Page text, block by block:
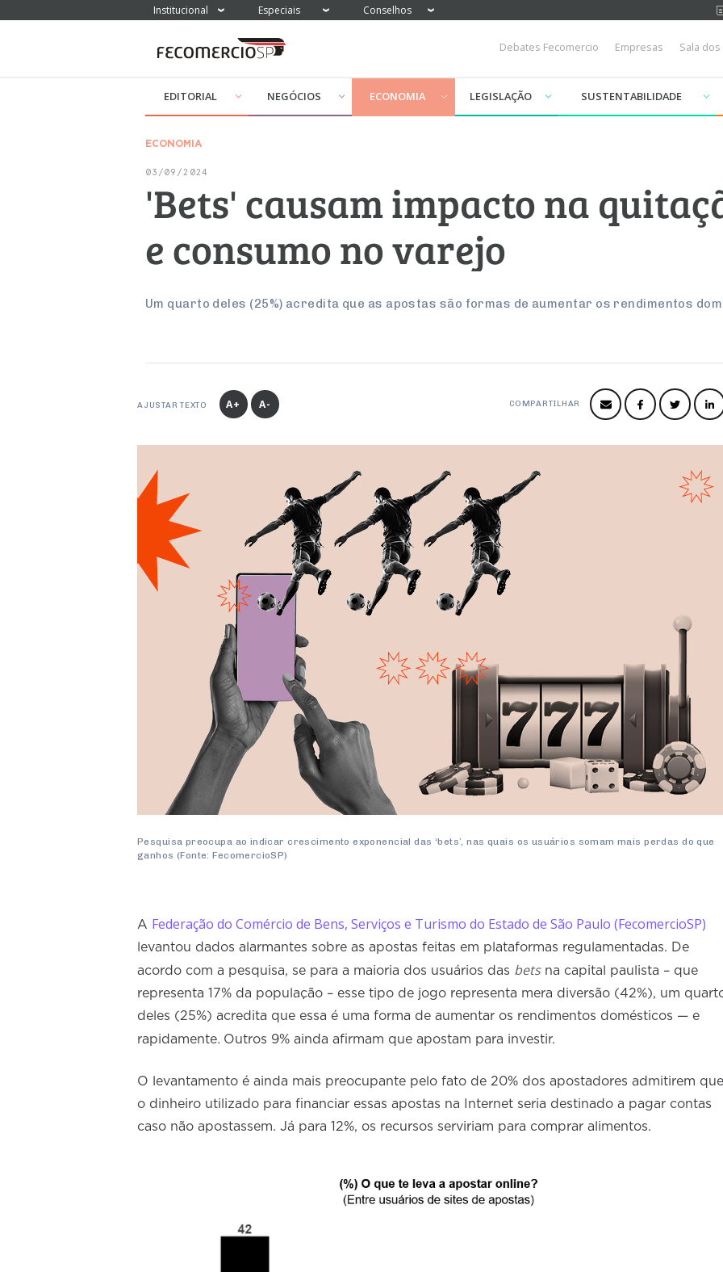
Institucional Especiais Conselhos
Debates Fecomercio Empresas Sala
EDITORIAL NEGÓCIOS ECONOMIA LEGISLAÇÃO SUSTENTABILIDADE
ECONOMIA
03/09/2024
'Bets' causam impacto na
e consumo no varejo
Um quarto deles (25%) acredita que as apostas são formas de aumentar os rendimentos
AJUSTAR TEXTO A+ A- COMPARTILHAR
Pesquisa preocupa ao indicar crescimento exponencial das ‘bets’, nas quais os usuários somam mais perdas do que
ganhos (Fonte: FecomercioSP)
A Federação do Comércio de Bens, Serviços e Turismo do Estado de São Paulo (FecomercioSP)
levantou dados alarmantes sobre as apostas feitas em plataformas regulamentadas. De
acordo com a pesquisa, se para a maioria dos usuários das betsna capital paulista – que
representa 17% da população – esse tipo de jogo representa mera diversão (42%), um
deles (25%) acredita que essa é uma forma de aumentar os rendimentos domésticos — e
rapidamente. Outros 9% ainda afirmam que apostam para investir.
O levantamento é ainda mais preocupante pelo fato de 20% dos apostadores admitirem que
o dinheiro utilizado para financiar essas apostas na Internet seria destinado a pagar contas
caso não apostassem. Já para 12%, os recursos serviriam para comprar alimentos.